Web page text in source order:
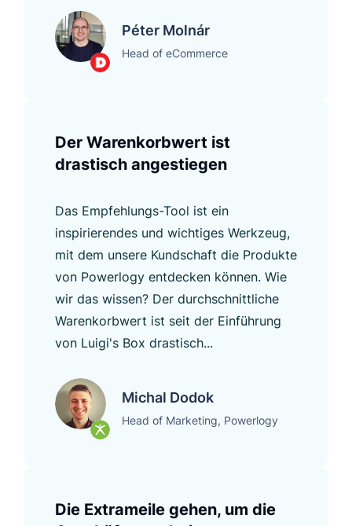
Péter Molnár
Head of eCommerce
Der Warenkorbwert ist
drastisch angestiegen
Das Empfehlungs-Tool ist ein
inspirierendes und wichtiges Werkzeug,
mit dem unsere Kundschaft die Produkte
von Powerlogy entdecken können. Wie
wir das wissen? Der durchschnittliche
Warenkorbwert ist seit der Einführung
von Luigi's Box drastisch...
Michal Dodok
Head of Marketing, Powerlogy
Die Extrameile gehen, um die